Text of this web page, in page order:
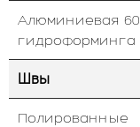
Алюминиевая
гидроформинга
Швы
Полированные